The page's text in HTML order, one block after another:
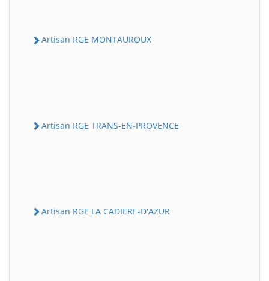
Artisan RGE MONTAUROUX
Artisan RGE TRANS-EN-PROVENCE
Artisan RGE LA CADIERE-D'AZUR